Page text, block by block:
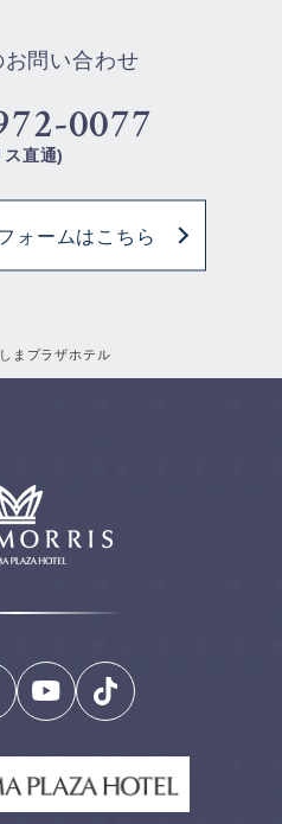
まプラザホテル
問い合わせ
0077
直通)
ォームはこちら